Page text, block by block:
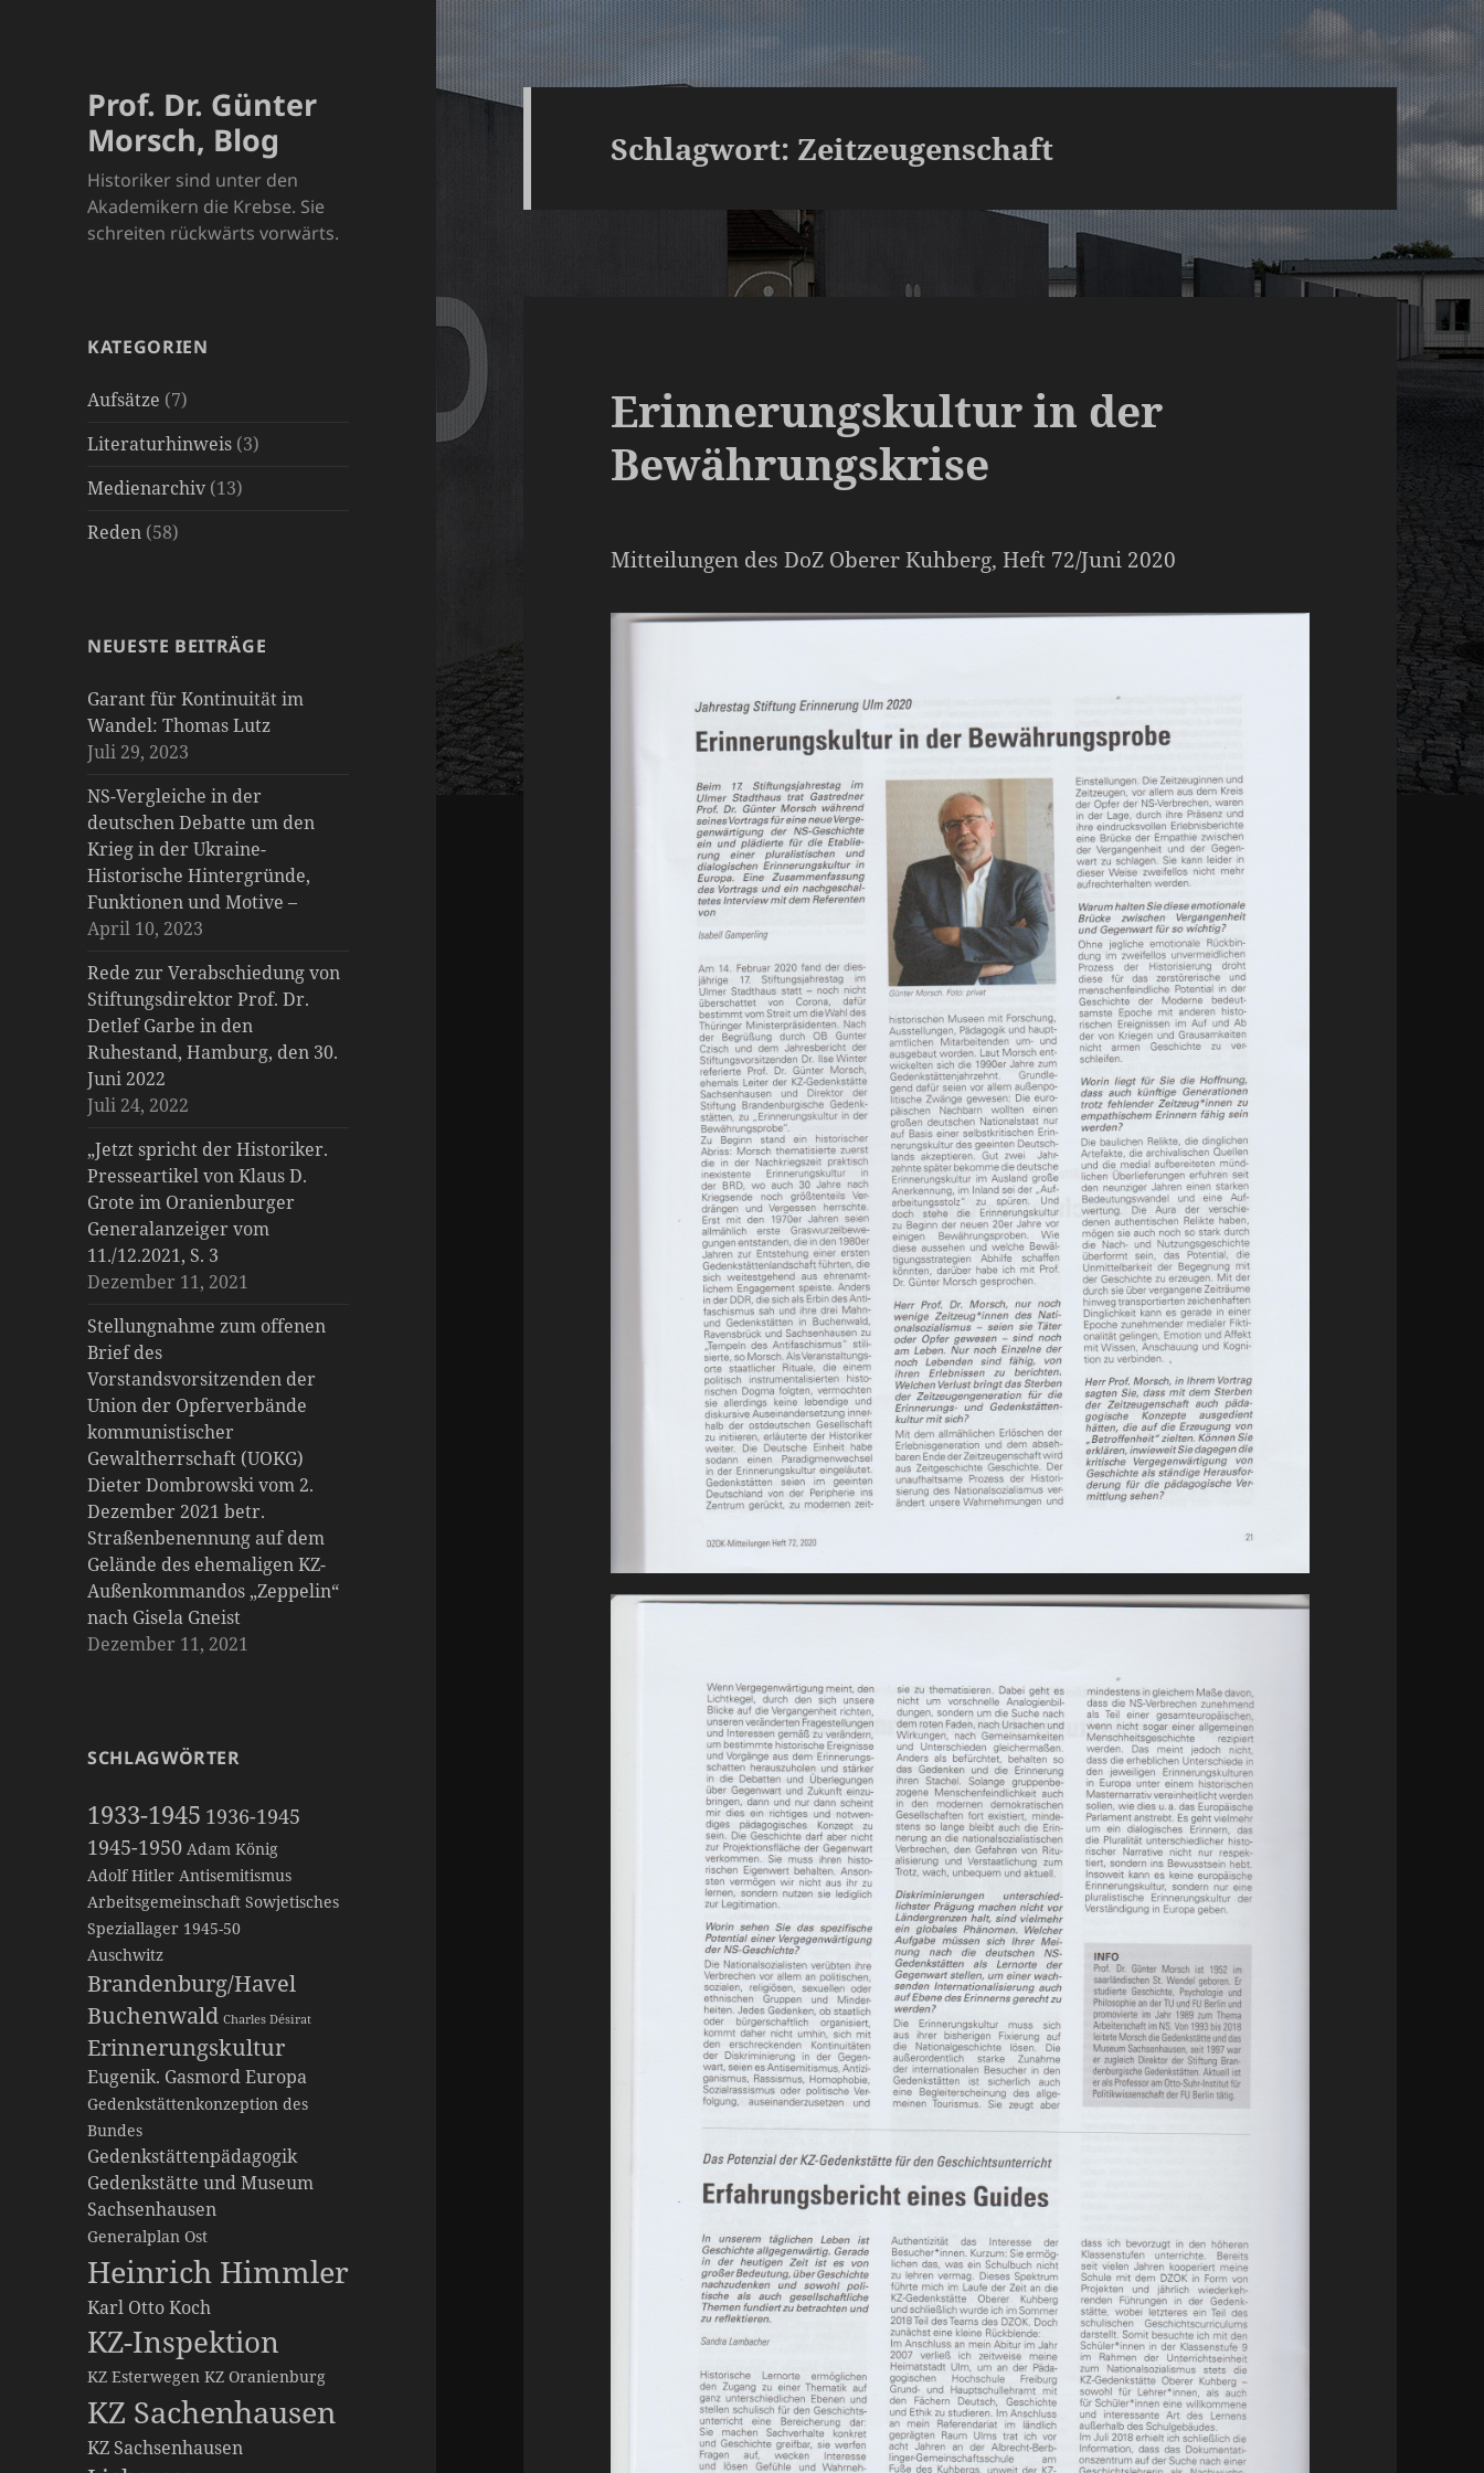
Prof. Dr. Günter
Morsch, Blog
Historiker sind unter den
Akademikern die Krebse. Sie
schreiten rückwärts vorwärts.
KATEGORIEN
Aufsätze (7)
Literaturhinweis (3)
Medienarchiv (13)
Reden (58)
NEUESTE BEITRÄGE
Garant für Kontinuität im
Wandel: Thomas Lutz
Juli 29, 2023
NS-Vergleiche in der
deutschen Debatte um den
Krieg in der Ukraine-
Historische Hintergründe,
Funktionen und Motive –
April 10, 2023
Rede zur Verabschiedung von
Stiftungsdirektor Prof. Dr.
Detlef Garbe in den
Ruhestand, Hamburg, den 30.
Juni 2022
Juli 24, 2022
„Jetzt spricht der Historiker.
Presseartikel von Klaus D.
Grote im Oranienburger
Generalanzeiger vom
11./12.2021, S. 3
Dezember 11, 2021
Stellungnahme zum offenen
Brief des
Vorstandsvorsitzenden der
Union der Opferverbände
kommunistischer
Gewaltherrschaft (UOKG)
Dieter Dombrowski vom 2.
Dezember 2021 betr.
Straßenbenennung auf dem
Gelände des ehemaligen KZ-
Außenkommandos „Zeppelin“
nach Gisela Gneist
Dezember 11, 2021
SCHLAGWÖRTER
1933-1945 1936-1945
1945-1950 Adam König
Adolf Hitler Antisemitismus
Arbeitsgemeinschaft Sowjetisches
Speziallager 1945-50
Auschwitz
Brandenburg/Havel
Buchenwald Charles Désirat
Erinnerungskultur
Eugenik. GasmordEuropa
Gedenkstättenkonzeption des
Bundes
Gedenkstättenpädagogik
Gedenkstätte und Museum
Sachsenhausen
Generalplan Ost
Heinrich Himmler
Karl Otto Koch
KZ-Inspektion
KZ Esterwegen KZ Oranienburg
KZ Sachenhausen
KZ Sachsenhausen
Schlagwort: Zeitzeugenschaft
Erinnerungskultur in der
Bewährungskrise
Mitteilungen des DoZ Oberer Kuhberg, Heft 72/Juni 2020